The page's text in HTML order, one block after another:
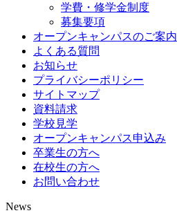
学費・修学金制度
募集要項
オープンキャンパスのご案内
よくある質問
お知らせ
プライバシーポリシー
サイトマップ
資料請求
学校見学
オープンキャンパス申込み
卒業生の方へ
在校生の方へ
お問い合わせ
News